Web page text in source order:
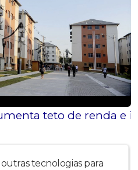
teto de renda e
outras tecnologias para